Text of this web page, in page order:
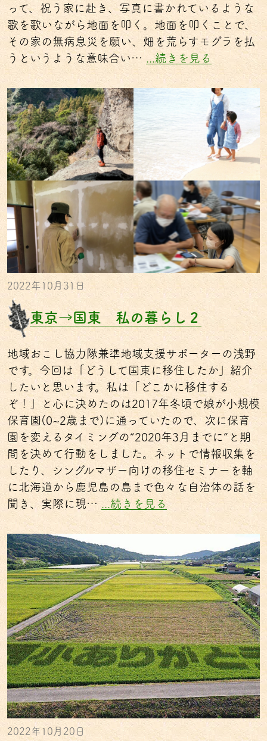
って、祝う家に赴き、写真に書かれているような
歌を歌いながら地面を叩く。地面を叩くことで、
その家の無病息災を願い、畑を荒らすモグラを払
うというような意味合い…
...続きを見る
2022年10月31日
東京→国東 私の暮らし２
地域おこし協力隊兼準地域支援サポーターの浅野
です。今回は「どうして国東に移住したか」紹介
したいと思います。私は「どこかに移住する
ぞ！」と心に決めたのは2017年冬頃で娘が小規模
保育園(0~2歳まで)に通っていたので、次に保育
園を変えるタイミングの“2020年3月までに”と期
間を決めて行動をしました。ネットで情報収集を
したり、シングルマザー向けの移住セミナーを軸
に北海道から鹿児島の島まで色々な自治体の話を
聞き、実際に現…
...続きを見る
2022年10月20日